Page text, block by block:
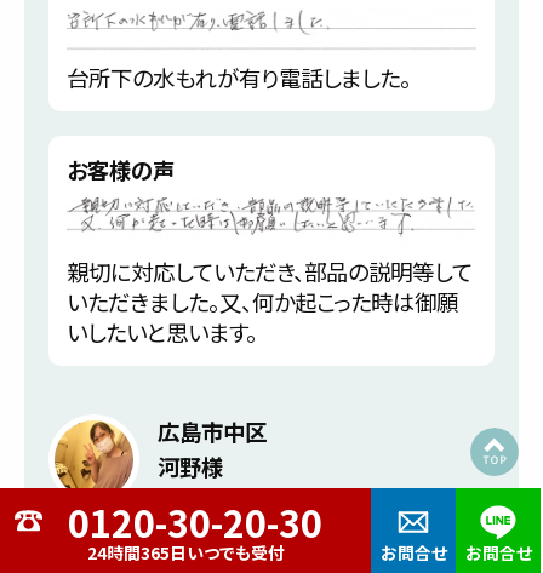
24時間365日いつでも受付 お問合せ お問合せ
台所下の水もれが有り電話しました。
お客様の声
親切に対応していただき、部品の説明等して
いただきました。又、何か起こった時は御願
いしたいと思います。
広島市中区
河野様